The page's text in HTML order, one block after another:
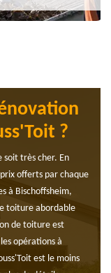
?
soit très cher. En
offerts par chaque
à Bischoffsheim,
toiture abordable
de toiture est
opérations à
est le moins